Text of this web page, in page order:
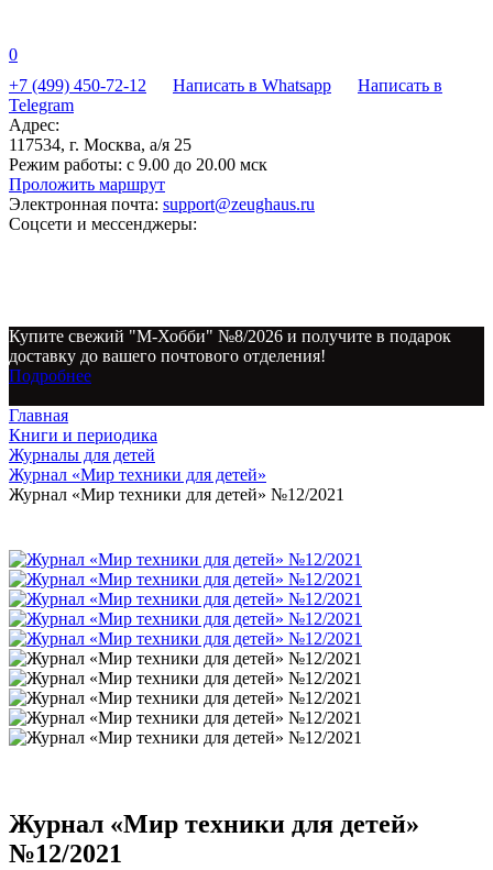
0
+7 (499) 450-72-12
Написать в Whatsapp
Написать в
Telegram
Адрес:
117534, г. Москва, а/я 25
Режим работы: с 9.00 до 20.00 мск
Проложить маршрут
Электронная почта: support@zeughaus.ru
Соцсети и мессенджеры:
Купите свежий "М-Хобби" №8/2026 и получите в подарок
доставку до вашего почтового отделения!
Подробнее
Главная
Книги и периодика
Журналы для детей
Журнал «Мир техники для детей»
Журнал «Мир техники для детей» №12/2021
Журнал «Мир техники для детей»
№12/2021